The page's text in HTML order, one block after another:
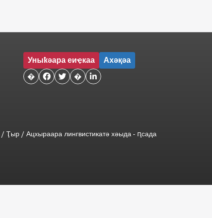
Уныҟәара еиҿкаа Ахәқәа
�   � 
/ Ҭыр / Ацхыраара лингвистикатә хәыда - ԥсада